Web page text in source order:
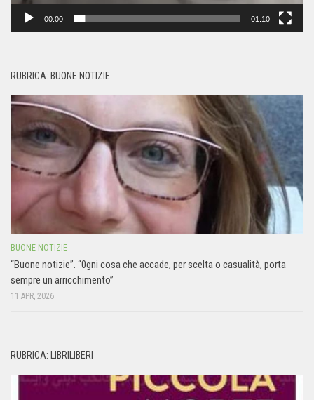
00:00 01:10
RUBRICA: BUONE NOTIZIE
BUONE NOTIZIE
“Buone notizie”. “0gni cosa che accade, per scelta o casualità, porta
sempre un arricchimento”
11 APR, 2026
RUBRICA: LIBRILIBERI